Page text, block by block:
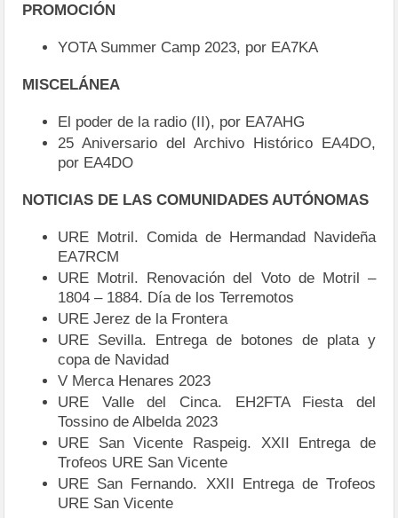
PROMOCIÓN
YOTA Summer Camp 2023, por EA7KA
MISCELÁNEA
El poder de la radio (II), por EA7AHG
25 Aniversario del Archivo Histórico EA4DO,
por EA4DO
NOTICIAS DE LAS COMUNIDADES AUTÓNOMAS
URE Motril. Comida de Hermandad Navideña
EA7RCM
URE Motril. Renovación del Voto de Motril –
1804 – 1884. Día de los Terremotos
URE Jerez de la Frontera
URE Sevilla. Entrega de botones de plata y
copa de Navidad
V Merca Henares 2023
URE Valle del Cinca. EH2FTA Fiesta del
Tossino de Albelda 2023
URE San Vicente Raspeig. XXII Entrega de
Trofeos URE San Vicente
URE San Fernando. XXII Entrega de Trofeos
URE San Vicente